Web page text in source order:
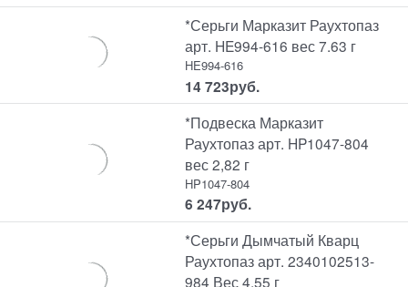
*Серьги Марказит Раухтопаз
арт. HE994-616 вес 7.63 г
HE994-616
14 723руб.
*Подвеска Марказит
Раухтопаз арт. HP1047-804
вес 2,82 г
HP1047-804
6 247руб.
*Серьги Дымчатый Кварц
Раухтопаз арт. 2340102513-
984 Вес 4,55 г